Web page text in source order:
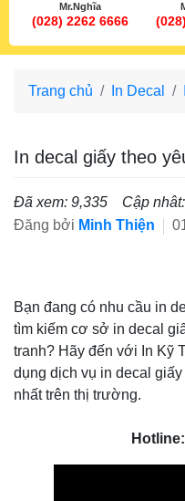
Mr.Nghĩa
(028) 2262 6666
Trang chủ In Decal
In decal giấy theo
Đã xem: 9,335
Cập
Đăng bởi Minh Thiện
Bạn đang có nhu cầu in
tìm kiếm cơ sở in decal
tranh? Hãy đến với In Kỹ
dụng dịch vụ in decal
nhất trên thị trường.
Hotline: